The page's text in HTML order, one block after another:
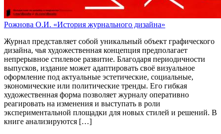
Рожнова О.И. «История журнального дизайна»
Журнал представляет собой уникальный объект графического
дизайна, чья художественная концепция предполагает
непрерывное стилевое развитие. Благодаря периодичности
выпусков, издание может адаптировать своё визуальное
оформление под актуальные эстетические, социальные,
экономические или политические тренды. Его гибкая
художественная форма позволяет журналу оперативно
реагировать на изменения и выступать в роли
экспериментальной площадки для новых стилей и решений. В
книге анализируются […]